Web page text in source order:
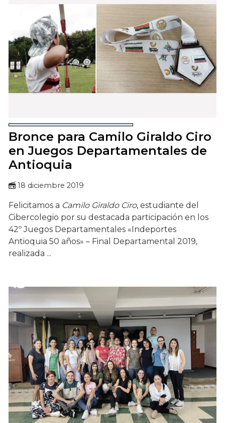
Bronce para Camilo Giraldo Ciro
en Juegos Departamentales de
Antioquia
18 diciembre 2019
Felicitamos a Camilo Giraldo Ciro, estudiante del
Cibercolegio por su destacada participación en los
42º Juegos Departamentales «Indeportes
Antioquia 50 años» – Final Departamental 2019,
realizada ...